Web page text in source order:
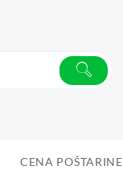
CENA POŠTARINE